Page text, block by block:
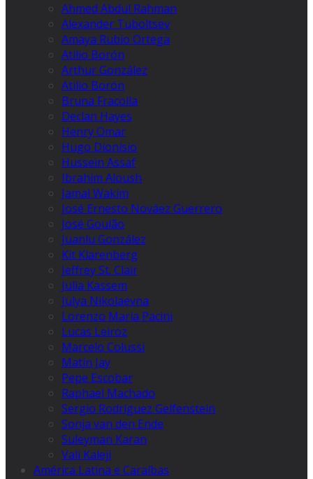
Ahmed Abdul Rahman
Alexander Tuboltsev
Amaya Rubio Ortega
Atilio Borón
Arthur González
Atilio Borón
Bruna Fracolla
Declan Hayes
Henry Omar
Hugo Dionísio
Hussein Assaf
Ibrahim Aloush
Jamal Wakim
José Ernesto Nováez Guerrero
José Goulão
Juanlu González
Kit Klarenberg
Jeffrey St. Clair
Julia Kassem
Julya Nikolaevna
Lorenzo Maria Pacini
Lucas Leiroz
Marcelo Colussi
Matin Jay
Pepe Escobar
Raphael Machado
Sergio Rodríguez Gelfenstein
Sonja van den Ende
Suleyman Karan
Vali Kaleji
América Latina e Caraíbas